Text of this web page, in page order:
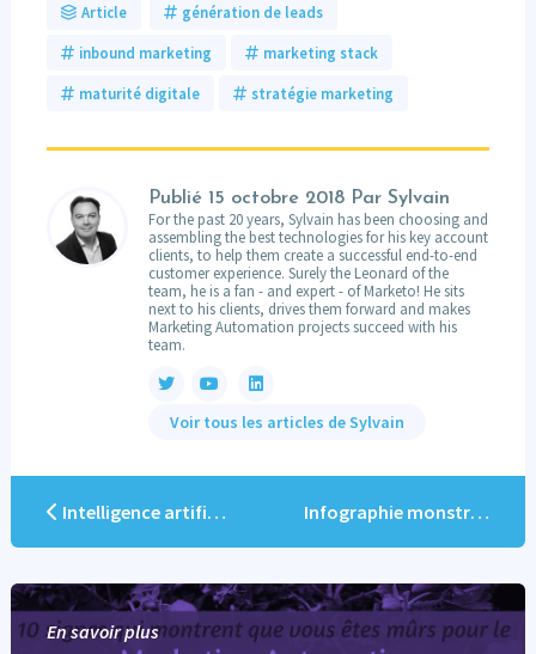
Article génération de leads
inbound marketing marketing stack
maturité digitale stratégie marketing
Publié 15 octobre 2018Par Sylvain
For the past 20 years, Sylvain has been choosing and
assembling the best technologies for his key account
clients, to help them create a successful end-to-end
customer experience. Surely the Leonard of the
team, he is a fan - and expert - of Marketo! He sits
next to his clients, drives them forward and makes
Marketing Automation projects succeed with his
team.
Voir tous les articles de Sylvain
Intelligence artificielle Marketing automation : la solution pour surmonter les derniers obstacles Infographie monstre : les cauchemars du CRM !
En savoir plus